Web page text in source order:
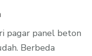
pagar panel beton
Berbeda